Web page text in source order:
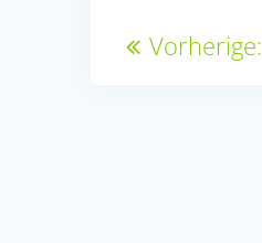
Vorherige: